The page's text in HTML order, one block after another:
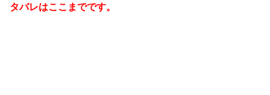
タバレはここまでです。